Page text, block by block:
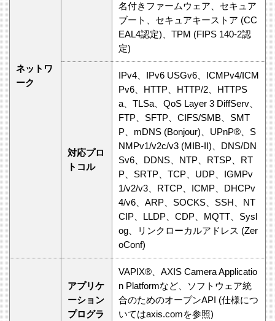
ネットワ
ーク
名付きファームウェア、セキュア
ブート、セキュアキーストア (CC
EAL4認定)、TPM (FIPS 140-2認
定)
対応プロ
トコル
IPv4、IPv6 USGv6、ICMPv4/ICM
Pv6、HTTP、HTTP/2、HTTPS
a、TLSa、QoS Layer 3 DiffServ、
FTP、SFTP、CIFS/SMB、SMT
P、mDNS (Bonjour)、UPnP®、S
NMPv1/v2c/v3 (MIB-II)、DNS/DN
Sv6、DDNS、NTP、RTSP、RT
P、SRTP、TCP、UDP、IGMPv
1/v2/v3、RTCP、ICMP、DHCPv
4/v6、ARP、SOCKS、SSH、NT
CIP、LLDP、CDP、MQTT、Sysl
og、リンクローカルアドレス (Zer
oConf)
アプリケ
ーション
プログラ
VAPIX®、AXIS Camera Applicatio
n Platformなど、ソフトウェア統
合のためのオープンAPI (仕様につ
いてはaxis.comを参照)